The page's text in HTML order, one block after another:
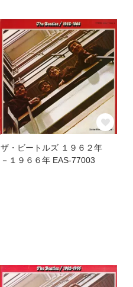
ザ・ビートルズ １９６２年
－１９６６年 EAS-77003